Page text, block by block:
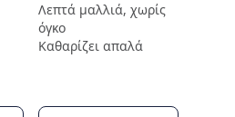
Λεπτά μαλλιά, χωρίς
όγκο
Καθαρίζει απαλά